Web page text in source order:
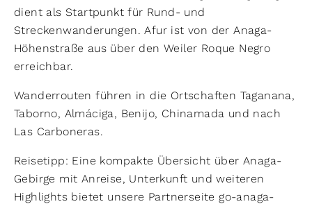
dient als Startpunkt für Rund- und
Streckenwanderungen. Afur ist von der Anaga-
Höhenstraße aus über den Weiler Roque Negro
erreichbar.
Wanderrouten führen in die Ortschaften Taganana,
Taborno, Almáciga, Benijo, Chinamada und nach
Las Carboneras.
Reisetipp: Eine kompakte Übersicht über Anaga-
Gebirge mit Anreise, Unterkunft und weiteren
Highlights bietet unsere Partnerseite go-anaga-